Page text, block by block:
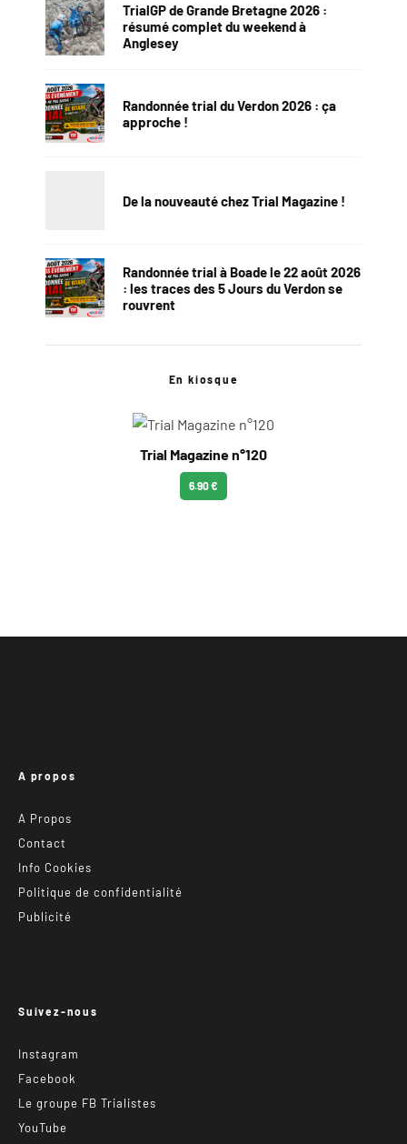
TrialGP de Grande Bretagne 2026 :
résumé complet du weekend à
Anglesey
Randonnée trial du Verdon 2026 : ça
approche !
De la nouveauté chez Trial Magazine !
Randonnée trial à Boade le 22 août 2026
: les traces des 5 Jours du Verdon se
rouvrent
En kiosque
Trial Magazine n°120
6.90 €
A propos
A Propos
Contact
Info Cookies
Politique de confidentialité
Publicité
Suivez-nous
Instagram
Facebook
Le groupe FB Trialistes
YouTube